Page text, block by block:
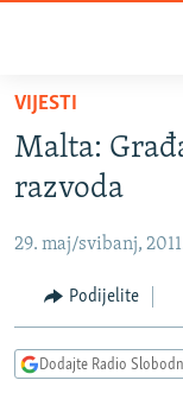
Pređite
glavni
sadržaj
na
navigaciju
Pređite
na
VIJESTI
BOSNA I
KOSOVO
CRNA GORA
VIDEO
PODCASTI
VIJESTI
Malta:
razvoda
29. maj/svibanj,
Podijelite
Dodajte Radio